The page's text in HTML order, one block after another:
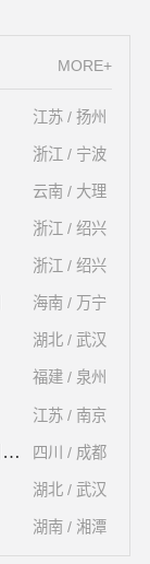
MORE+
江苏 / 扬州
浙江 / 宁波
云南 / 大理
浙江 / 绍兴
浙江 / 绍兴
海南 / 万宁
湖北 / 武汉
福建 / 泉州
江苏 / 南京
中蓝建投（北京）建设有限公司四川第一分公司 四川 / 成都
湖北 / 武汉
湖南 / 湘潭